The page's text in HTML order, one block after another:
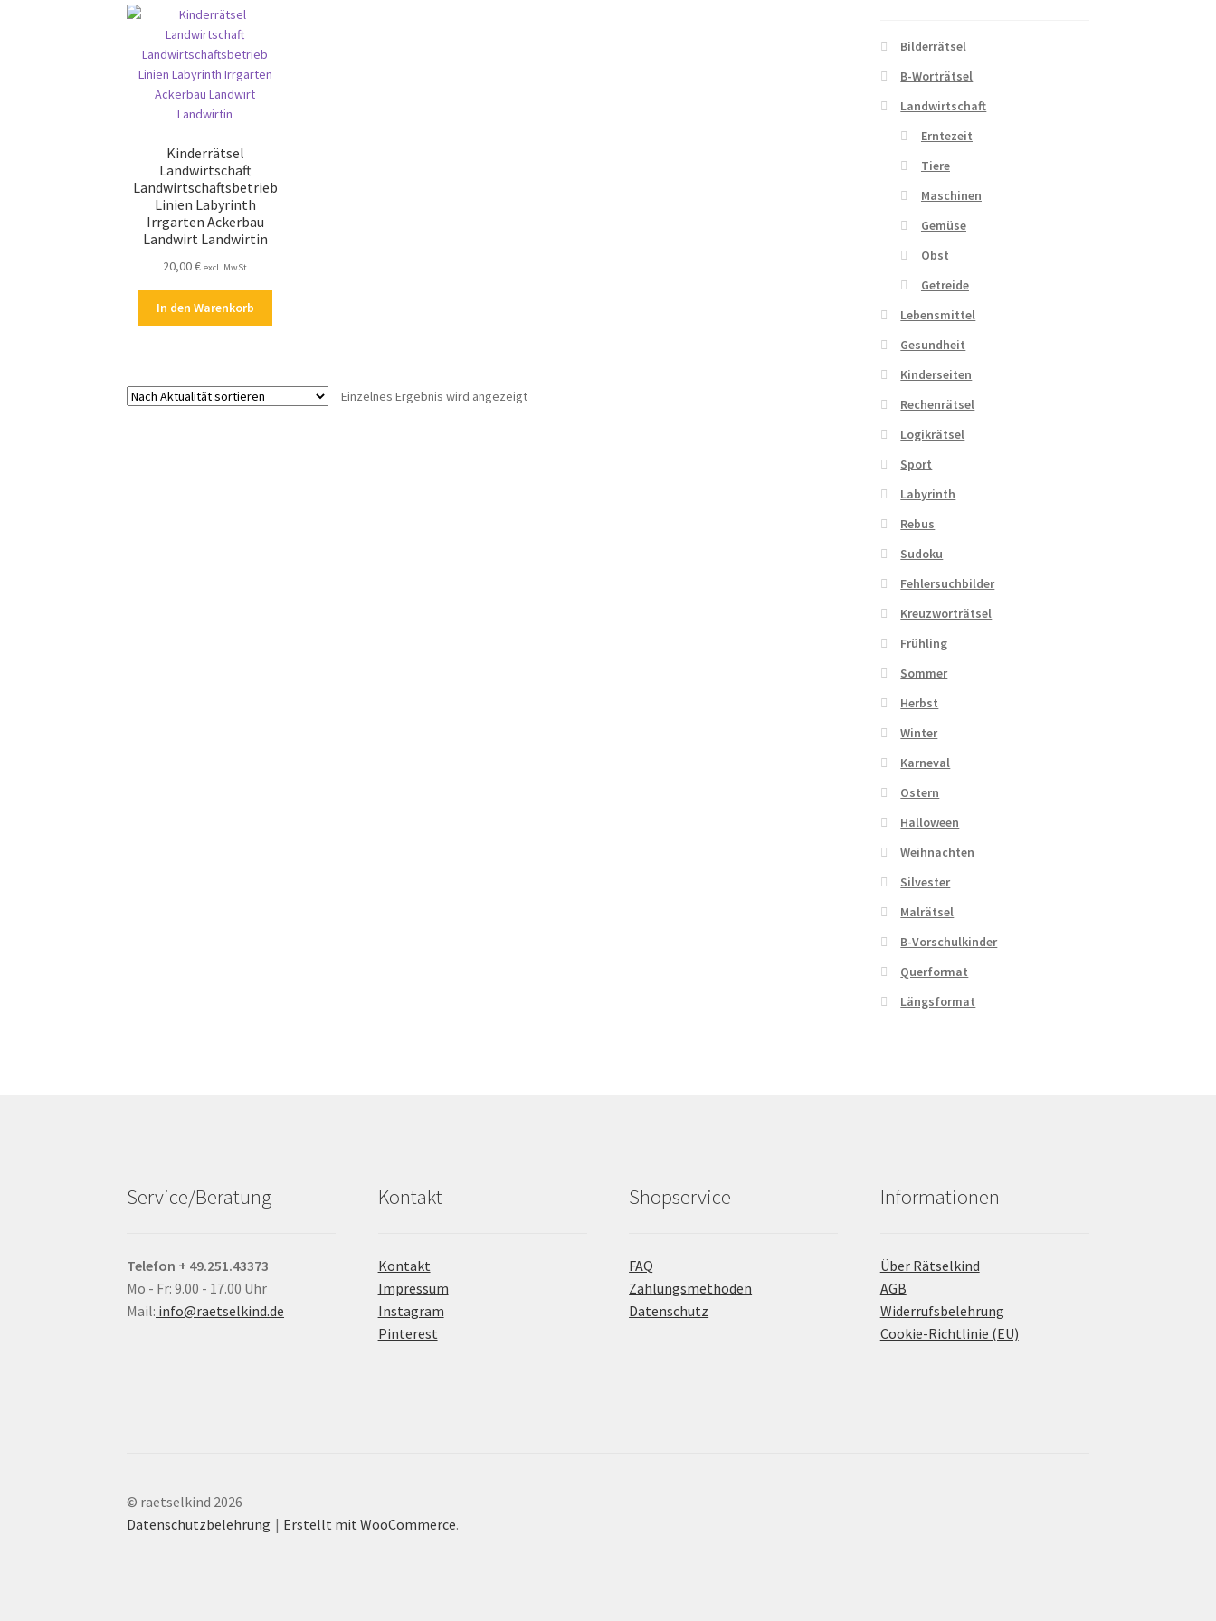
Kinderrätsel
Landwirtschaft
Landwirtschaftsbetrieb
Linien Labyrinth
Irrgarten Ackerbau
Landwirt Landwirtin
20,00€ excl. MwSt
In den Warenkorb
Einzelnes Ergebnis wird angezeigt
Bilderrätsel
B-Worträtsel
Landwirtschaft
Erntezeit
Tiere
Maschinen
Gemüse
Obst
Getreide
Lebensmittel
Gesundheit
Kinderseiten
Rechenrätsel
Logikrätsel
Sport
Labyrinth
Rebus
Sudoku
Fehlersuchbilder
Kreuzworträtsel
Frühling
Sommer
Herbst
Winter
Karneval
Ostern
Halloween
Weihnachten
Silvester
Malrätsel
B-Vorschulkinder
Querformat
Längsformat
Service/Beratung
Telefon + 49.251.43373
Mo - Fr: 9.00 - 17.00 Uhr
Mail: info@raetselkind.de
Kontakt
Kontakt
Impressum
Instagram
Pinterest
Shopservice
FAQ
Zahlungsmethoden
Datenschutz
Informationen
Über Rätselkind
AGB
Widerrufsbelehrung
Cookie-Richtlinie (EU)
© raetselkind 2026
Datenschutzbelehrung
Erstellt mit WooCommerce.